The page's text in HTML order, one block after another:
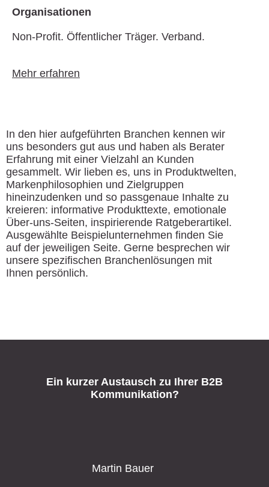
Organisationen
Non-Profit. Öffentlicher Träger. Verband.
Mehr erfahren
In den hier aufgeführten Branchen kennen wir
uns besonders gut aus und haben als Berater
Erfahrung mit einer Vielzahl an Kunden
gesammelt. Wir lieben es, uns in Produktwelten,
Markenphilosophien und Zielgruppen
hineinzudenken und so passgenaue Inhalte zu
kreieren: informative Produkttexte, emotionale
Über-uns-Seiten, inspirierende Ratgeberartikel.
Ausgewählte Beispielunternehmen finden Sie
auf der jeweiligen Seite. Gerne besprechen wir
unsere spezifischen Branchenlösungen mit
Ihnen persönlich.
Ein kurzer Austausch zu Ihrer B2B
Kommunikation?
Martin Bauer